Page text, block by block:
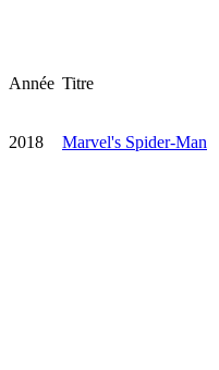
Année Titre
2018 Marvel's Spider-Man